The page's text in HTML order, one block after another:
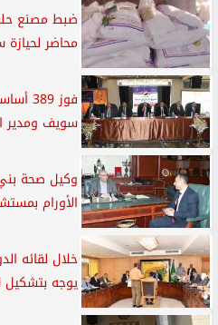
ضبط مصنع
محاضر
سويف ومدير
وكيل صحة
الأورام
خلال لقائه
يوجه